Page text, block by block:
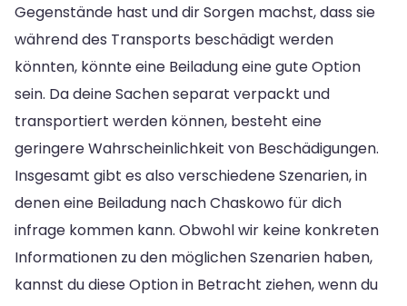
Gegenstände hast und dir Sorgen machst, dass sie
während des Transports beschädigt werden
könnten, könnte eine Beiladung eine gute Option
sein. Da deine Sachen separat verpackt und
transportiert werden können, besteht eine
geringere Wahrscheinlichkeit von Beschädigungen.
Insgesamt gibt es also verschiedene Szenarien, in
denen eine Beiladung nach Chaskowo für dich
infrage kommen kann. Obwohl wir keine konkreten
Informationen zu den möglichen Szenarien haben,
kannst du diese Option in Betracht ziehen, wenn du